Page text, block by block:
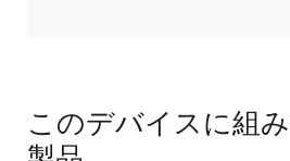
このデバイスに組